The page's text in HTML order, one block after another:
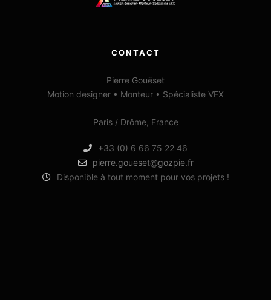
CONTACT
Pierre Gouëset
Motion designer • Monteur • Spécialiste VFX
Paris / Drôme, France
+33 (0) 6 66 75 22 46
pierre.goueset@gozpie.fr
Disponible à tout moment pour vos projets !